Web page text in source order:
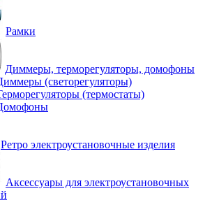
Рамки
Диммеры, терморегуляторы, домофоны
(светорегуляторы)
(термостаты)
Ретро электроустановочные изделия
Аксессуары для электроустановочных